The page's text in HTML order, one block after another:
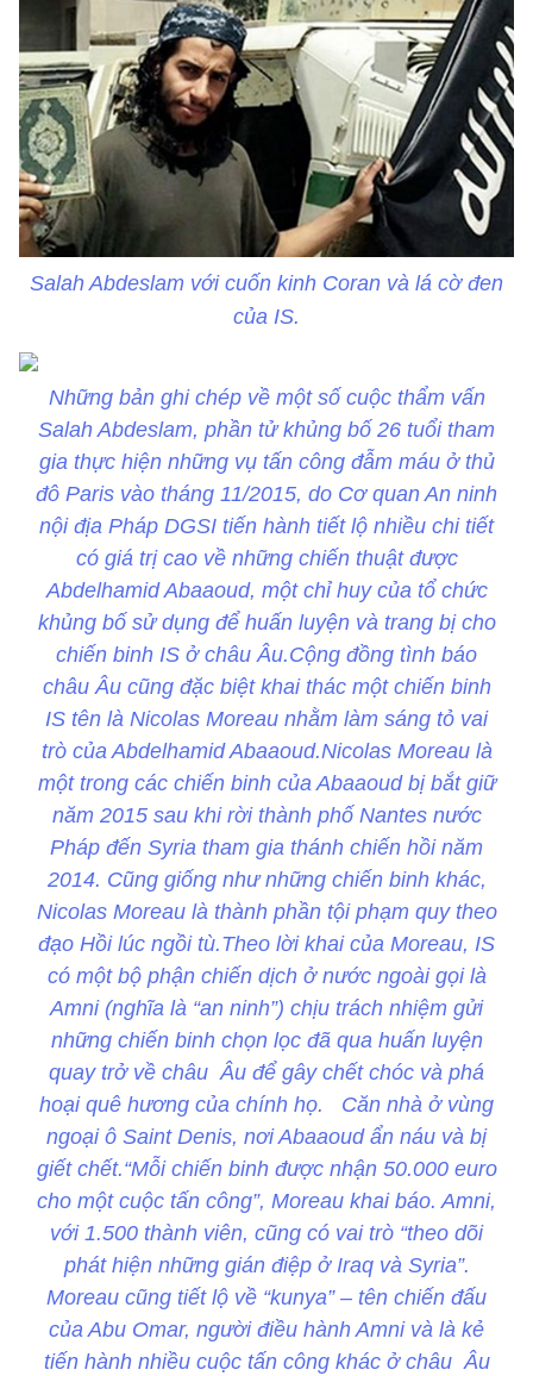
Salah Abdeslam với cuốn kinh Coran và lá cờ đen
của IS.
Những bản ghi chép về một số cuộc thẩm vấn
Salah Abdeslam, phần tử khủng bố 26 tuổi tham
gia thực hiện những vụ tấn công đẫm máu ở thủ
đô Paris vào tháng 11/2015, do Cơ quan An ninh
nội địa Pháp DGSI tiến hành tiết lộ nhiều chi tiết
có giá trị cao về những chiến thuật được
Abdelhamid Abaaoud, một chỉ huy của tổ chức
khủng bố sử dụng để huấn luyện và trang bị cho
chiến binh IS ở châu Âu.Cộng đồng tình báo
châu Âu cũng đặc biệt khai thác một chiến binh
IS tên là Nicolas Moreau nhằm làm sáng tỏ vai
trò của Abdelhamid Abaaoud.Nicolas Moreau là
một trong các chiến binh của Abaaoud bị bắt giữ
năm 2015 sau khi rời thành phố Nantes nước
Pháp đến Syria tham gia thánh chiến hồi năm
2014. Cũng giống như những chiến binh khác,
Nicolas Moreau là thành phần tội phạm quy theo
đạo Hồi lúc ngồi tù.Theo lời khai của Moreau, IS
có một bộ phận chiến dịch ở nước ngoài gọi là
Amni (nghĩa là “an ninh”) chịu trách nhiệm gửi
những chiến binh chọn lọc đã qua huấn luyện
quay trở về châu Âu để gây chết chóc và phá
hoại quê hương của chính họ. Căn nhà ở vùng
ngoại ô Saint Denis, nơi Abaaoud ẩn náu và bị
giết chết.“Mỗi chiến binh được nhận 50.000 euro
cho một cuộc tấn công”, Moreau khai báo. Amni,
với 1.500 thành viên, cũng có vai trò “theo dõi
phát hiện những gián điệp ở Iraq và Syria”.
Moreau cũng tiết lộ về “kunya” – tên chiến đấu
của Abu Omar, người điều hành Amni và là kẻ
tiến hành nhiều cuộc tấn công khác ở châu Âu